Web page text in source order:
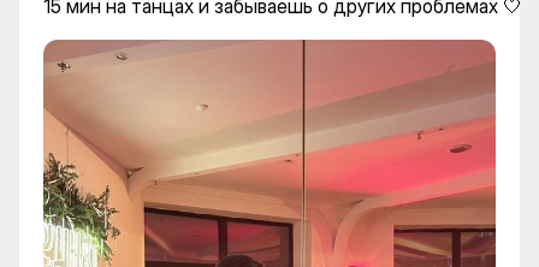
15 мин на танцах и забываешь о других проблемах 🤍